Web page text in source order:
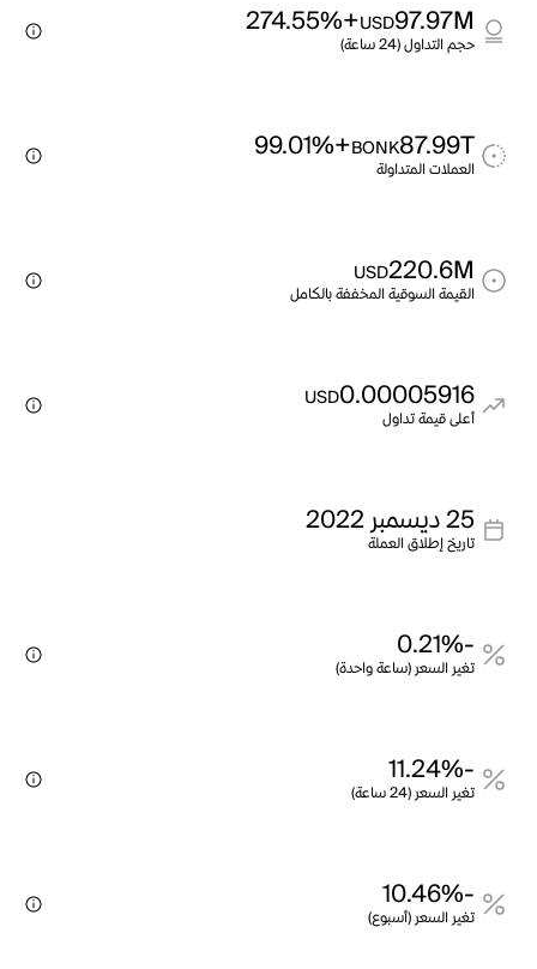
97.97M
USD
+274.55%
حجم التداول (24 ساعة)
87.99T
BONK
+99.01%
العملات المتداولة
220.6M
USD
القيمة السوقية المخففة بالكامل
0.00005916
USD
أعلى قيمة تداول
25 ديسمبر 2022
تاريخ إطلاق العملة
-0.21%
تغير السعر (ساعة واحدة)
-11.24%
تغير السعر (24 ساعة)
-10.46%
تغير السعر (أسبوع)